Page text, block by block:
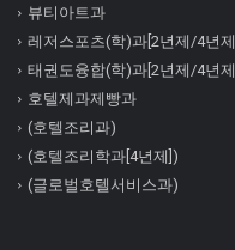
뷰티아트과
레저스포츠(학)과[2년제/4년제]
태권도융합(학)과[2년제/4년제]
호텔제과제빵과
(호텔조리과)
(호텔조리학과[4년제])
(글로벌호텔서비스과)